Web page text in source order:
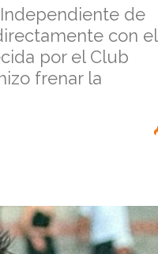
de
con el
por el Club
frenar la